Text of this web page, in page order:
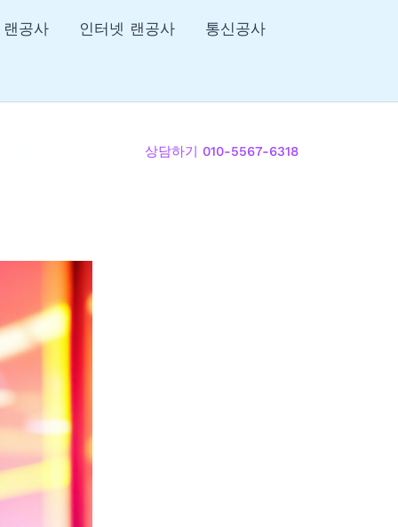
공사 인터넷 랜공사 통신공사
상담하기 010-5567-6318